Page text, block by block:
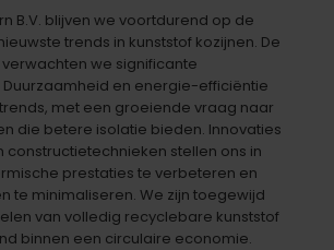
B.V. blijven we voortdurend op de
trends in kunststof kozijnen. De
we significante
Duurzaamheid en energie-efficiëntie
met een groeiende vraag naar
die betere isolatie bieden. Innovaties
constructietechnieken stellen ons in
prestaties te verbeteren en
te minimaliseren. We zijn toegewijd
van volledig recyclebare kunststof
binnen een circulaire economie.